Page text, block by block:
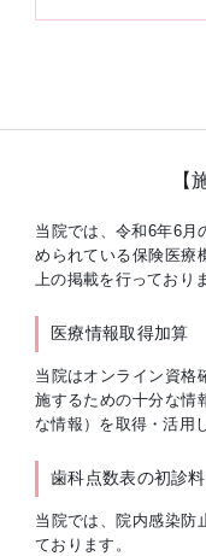
【
当院では、令和6年6月
められている保険医療
上の掲載を行っており
医療情報取得加算
当院はオンライン資格
施するための十分な情
な情報）を取得・活用
歯科点数表の初診
当院では、院内感染防
ております。